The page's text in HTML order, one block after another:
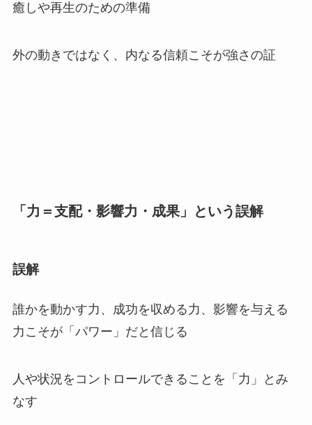
癒しや再生のための準備
外の動きではなく、内なる信頼こそが強さの証
「力＝支配・影響力・成果」という誤解
誤解
誰かを動かす力、成功を収める力、影響を与える
力こそが「パワー」だと信じる
人や状況をコントロールできることを「力」とみ
なす